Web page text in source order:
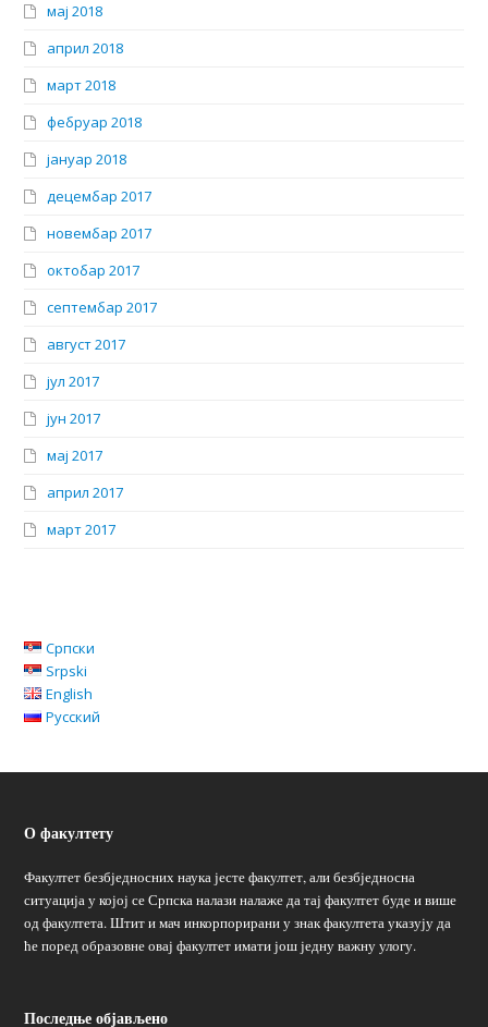
мај 2018
април 2018
март 2018
фебруар 2018
јануар 2018
децембар 2017
новембар 2017
октобар 2017
септембар 2017
август 2017
јул 2017
јун 2017
мај 2017
април 2017
март 2017
Српски
Srpski
English
Русский
О факултету
Факултет безбједносних наука јесте факултет, али безбједносна
ситуација у којој се Српска налази налаже да тај факултет буде и више
од факултета. Штит и мач инкорпорирани у знак факултета указују да
ће поред образовне овај факултет имати још једну важну улогу.
Последње објављено